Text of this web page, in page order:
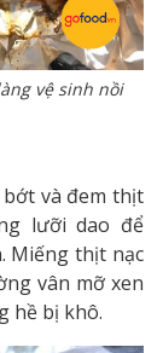
vệ sinh nồi
và đem thịt
lưỡi dao để
Miếng thịt nạc
vân mỡ xen
hề bị khô.